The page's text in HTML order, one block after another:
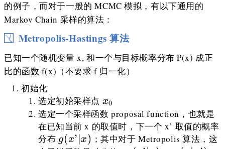
的例子，而对于一般的 MCMC 模拟，有以下通用的
Markov Chain 采样的算法：
Metropolis-Hastings 算法
已知一个随机变量 x, 和一个与目标概率分布 P(x) 成正
比的函数 f(x)（不要求 f 归一化）
初始化
选定初始采样点 x_0
x0
选定一个采样函数 proposal function，也就是
在已知当前 x 的取值时，下一个 x’ 取值的概率
分布 g(x’\vert
g(x’∣x) ；其中对于 Metropolis 算法，这